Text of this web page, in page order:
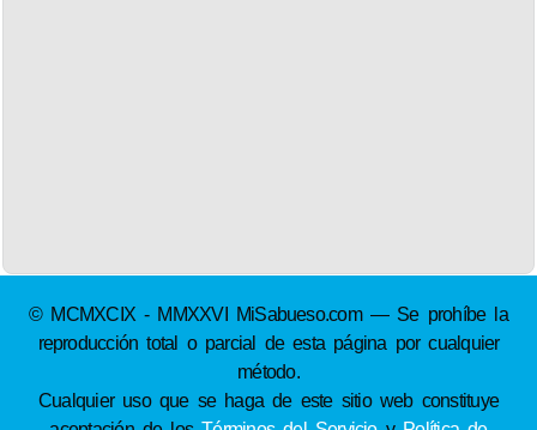
© MCMXCIX - MMXXVI MiSabueso.com — Se prohíbe la
reproducción total o parcial de esta página por cualquier
método.
Cualquier uso que se haga de este sitio web constituye